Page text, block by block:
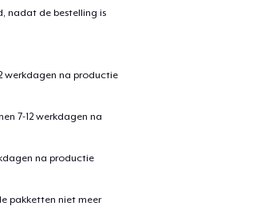
nadat de bestelling is
werkdagen na productie
7-12 werkdagen na
na productie
pakketten niet meer